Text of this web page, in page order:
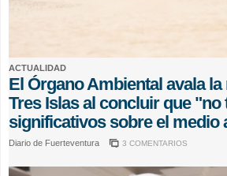
ACTUALIDAD
El Órgano Ambiental avala la
Tres Islas al concluir que "no
significativos sobre el medio
Diario de Fuerteventura 3 COMENTARIOS